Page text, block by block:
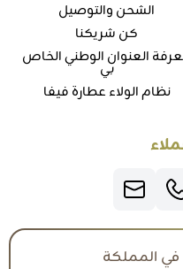
الشحن والتوصيل
كن شريكنا
العنوان الوطني الخاص
بي
نظام الولاء عطارة فيفا
المملكة